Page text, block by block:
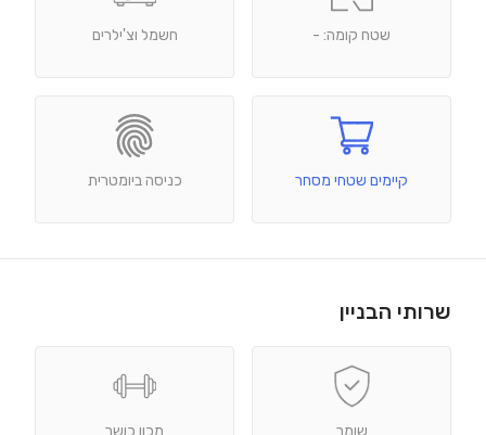
שטח קומה: - חשמל וצ'ילרים
קיימים שטחי מסחר כניסה ביומטרית
שרותי הבניין